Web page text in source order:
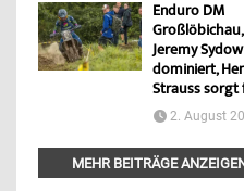
Enduro DM
Großlöbichau,
Jeremy Sydow
dominiert,
Strauss sorgt
2. August
MEHR BEITRÄGE